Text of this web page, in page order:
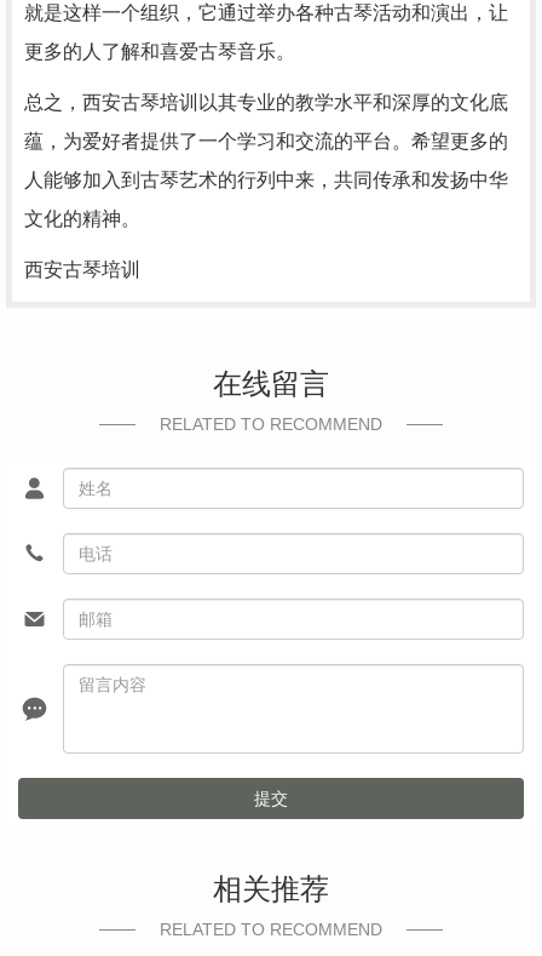
就是这样一个组织，它通过举办各种古琴活动和演出，让
更多的人了解和喜爱古琴音乐。
总之，西安古琴培训以其专业的教学水平和深厚的文化底
蕴，为爱好者提供了一个学习和交流的平台。希望更多的
人能够加入到古琴艺术的行列中来，共同传承和发扬中华
文化的精神。
西安古琴培训
在线留言
RELATED TO RECOMMEND
提交
相关推荐
RELATED TO RECOMMEND